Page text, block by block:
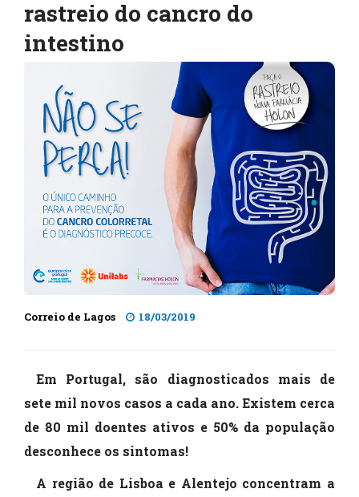
rastreio do cancro do
intestino
Correio de Lagos 18/03/2019
Em Portugal, são diagnosticados mais de
sete mil novos casos a cada ano. Existem cerca
de 80 mil doentes ativos e 50% da população
desconhece os sintomas!
A região de Lisboa e Alentejo concentram a